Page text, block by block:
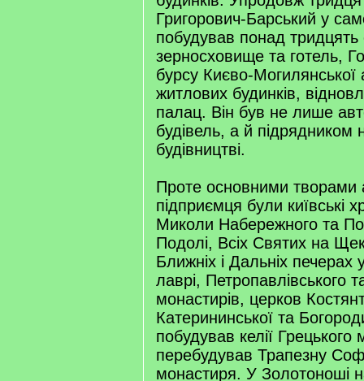
Григорович-Барський у
побудував понад тридцять
зерносховище та готель,
бурсу Києво-Могилянської
житлових будинків,
палац. Він був не лише
будівель, а й підрядником
будівництві.
Проте основними творами
підприємця були київські
Миколи Набережного та
Подолі, Всіх Святих на
Ближніх і Дальніх печерах
лаврі, Петропавлівського
монастирів, церков
Катерининської та
побудував келії Грецького
перебудував Трапезну
монастиря. У Золотоноші